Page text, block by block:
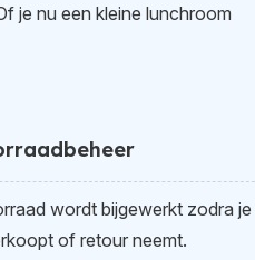
je nu een kleine lunchroom
wordt bijgewerkt zodra je
of retour neemt.